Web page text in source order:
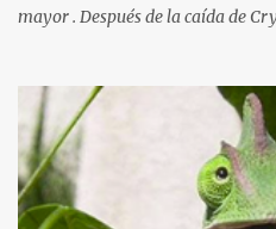
mayor . Después de la caída de
numerosas. Una de las últimas
parece ser un derivado del
Este ransomware está dirigido
aunque dice estar usando RSA-
archivos, realmente está usando